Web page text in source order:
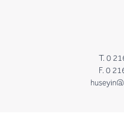
T. 0
F. 0